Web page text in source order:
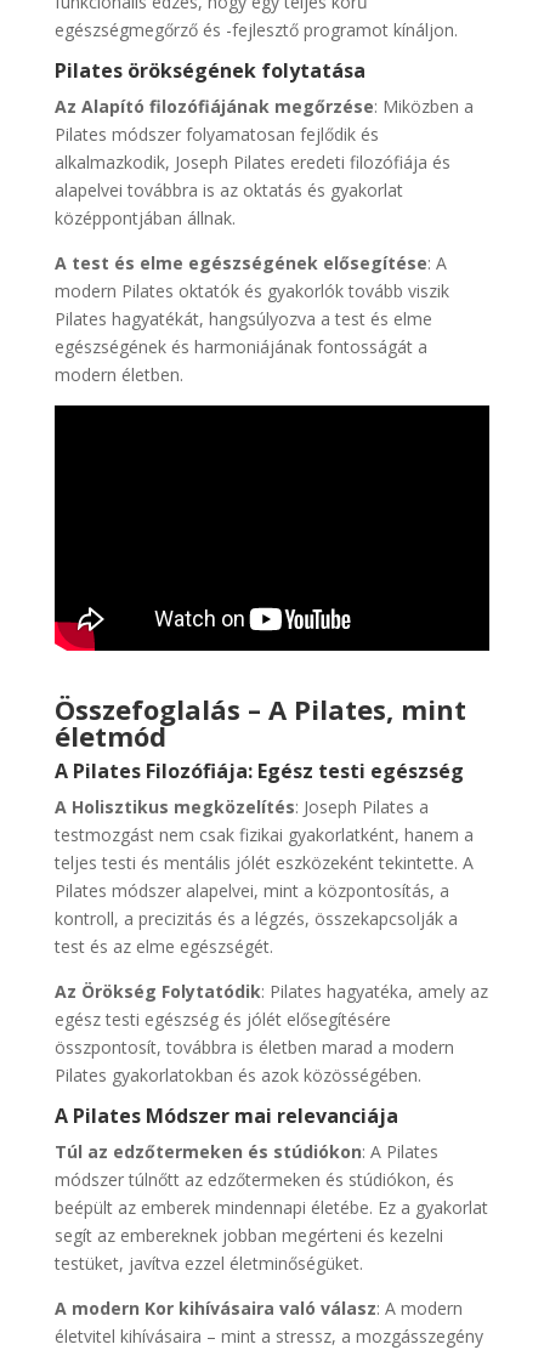
egészségmegőrző és -fejlesztő programot kínáljon.
Pilates örökségének folytatása
Az Alapító filozófiájának megőrzése: Miközben a
Pilates módszer folyamatosan fejlődik és
alkalmazkodik, Joseph Pilates eredeti filozófiája és
alapelvei továbbra is az oktatás és gyakorlat
középpontjában állnak.
A test és elme egészségének elősegítése: A
modern Pilates oktatók és gyakorlók tovább viszik
Pilates hagyatékát, hangsúlyozva a test és elme
egészségének és harmoniájának fontosságát a
modern életben.
Összefoglalás – A Pilates, mint
életmód
A Pilates Filozófiája: Egész testi egészség
A Holisztikus megközelítés: Joseph Pilates a
testmozgást nem csak fizikai gyakorlatként, hanem a
teljes testi és mentális jólét eszközeként tekintette. A
Pilates módszer alapelvei, mint a központosítás, a
kontroll, a precizitás és a légzés, összekapcsolják a
test és az elme egészségét.
Az Örökség Folytatódik: Pilates hagyatéka, amely az
egész testi egészség és jólét elősegítésére
összpontosít, továbbra is életben marad a modern
Pilates gyakorlatokban és azok közösségében.
A Pilates Módszer mai relevanciája
Túl az edzőtermeken és stúdiókon: A Pilates
módszer túlnőtt az edzőtermeken és stúdiókon, és
beépült az emberek mindennapi életébe. Ez a gyakorlat
segít az embereknek jobban megérteni és kezelni
testüket, javítva ezzel életminőségüket.
A modern Kor kihívásaira való válasz: A modern
életvitel kihívásaira – mint a stressz, a mozgásszegény